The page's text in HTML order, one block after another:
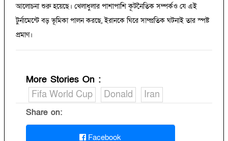
আলোচনা শুরু হয়েছে। খেলাধুলার পাশাপাশি কূটনৈতিক সম্পর্কও যে এই
টুর্নামেন্টে বড় ভূমিকা পালন করছে, ইরানকে ঘিরে সাম্প্রতিক ঘটনাই তার স্পষ্ট
প্রমাণ।
More Stories On :
Fifa World Cup
Donald Iran
Share on:
Facebook